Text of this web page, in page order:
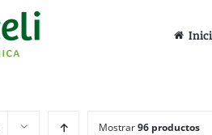
Mostrar96 productos